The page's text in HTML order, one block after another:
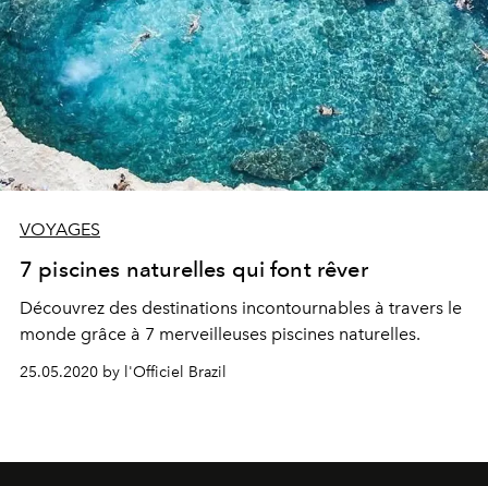
VOYAGES
7 piscines naturelles qui font rêver
Découvrez des destinations incontournables à travers le
monde grâce à 7 merveilleuses piscines naturelles.
25.05.2020 by l'Officiel Brazil